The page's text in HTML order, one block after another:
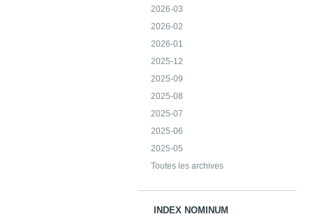
2026-03
2026-02
2026-01
2025-12
2025-09
2025-08
2025-07
2025-06
2025-05
Toutes les archives
INDEX NOMINUM